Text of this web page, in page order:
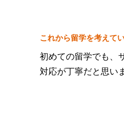
これから留学を考えて
初めての留学でも、
対応が丁寧だと思い